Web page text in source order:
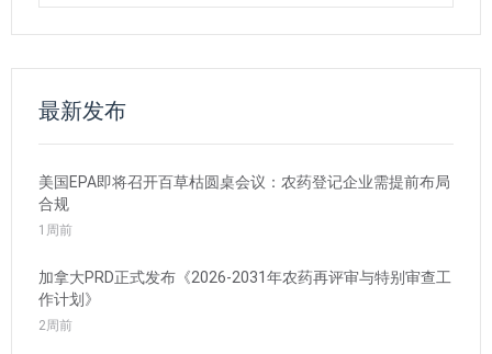
最新发布
美国EPA即将召开百草枯圆桌会议：农药登记企业需提前布局
合规
1周前
加拿大PRD正式发布《2026-2031年农药再评审与特别审查工
作计划》
2周前